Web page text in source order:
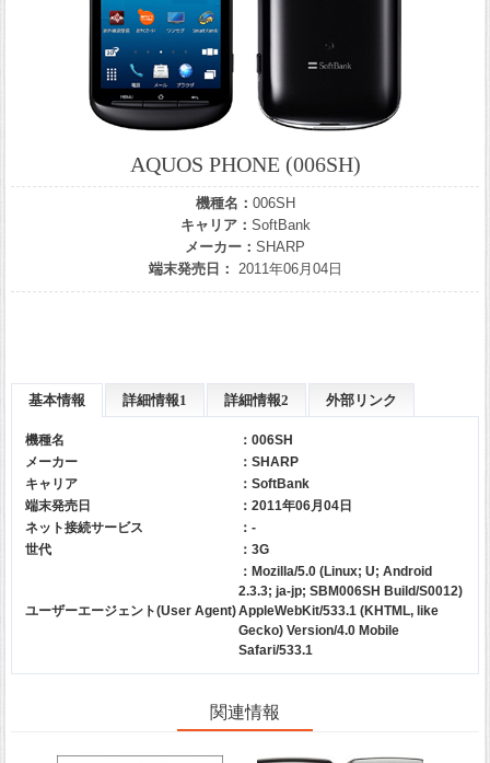
AQUOS PHONE (006SH)
機種名： 006SH
キャリア： SoftBank
メーカー： SHARP
端末発売日： 2011年06月04日
基本情報 詳細情報1 詳細情報2 外部リンク
機種名
：006SH
メーカー
： SHARP
キャリア
： SoftBank
端末発売日
：2011年06月04日
ネット接続サービス
：-
世代
：3G
ユーザーエージェント(User Agent)
：Mozilla/5.0 (Linux; U; Android
2.3.3; ja-jp; SBM006SH Build/S0012)
AppleWebKit/533.1 (KHTML, like
Gecko) Version/4.0 Mobile
Safari/533.1
関連情報